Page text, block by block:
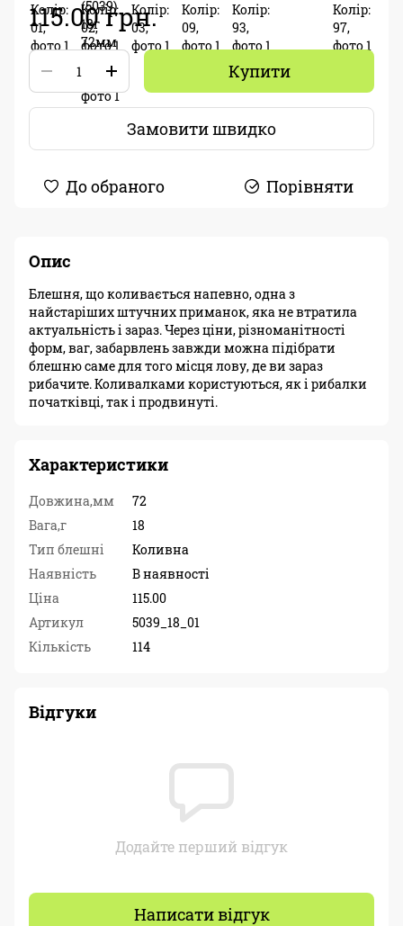
115.00 грн.
Купити
Замовити швидко
До обраного Порівняти
Опис
Блешня, що коливається напевно, одна з
найстаріших штучних приманок, яка не втратила
актуальність і зараз. Через ціни, різноманітності
форм, ваг, забарвлень завжди можна підібрати
блешню саме для того місця лову, де ви зараз
рибачите. Коливалками користуються, як і рибалки
початківці, так і продвинуті.
Характеристики
Довжина,мм
72
Вага,г
18
Тип блешні
Коливна
Наявність
В наявності
Ціна
115.00
Артикул
5039_18_01
Кількість
114
Відгуки
Додайте перший відгук
Написати відгук